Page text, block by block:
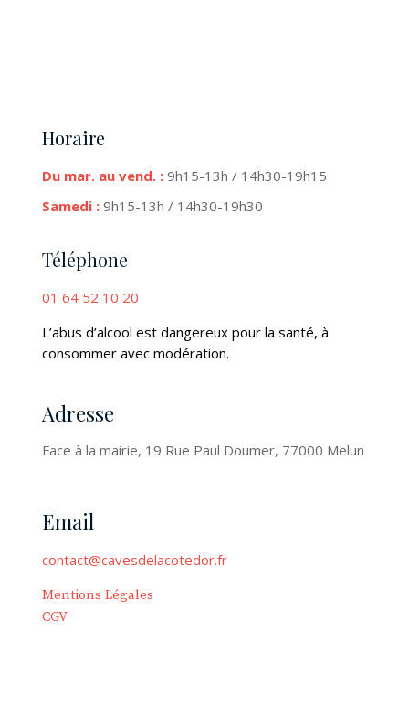
Horaire
Du mar. au vend. : 9h15-13h / 14h30-19h15
Samedi : 9h15-13h / 14h30-19h30
Téléphone
01 64 52 10 20
L’abus d’alcool est dangereux pour la santé, à
consommer avec modération.
Adresse
Face à la mairie, 19 Rue Paul Doumer, 77000 Melun
Email
contact@cavesdelacotedor.fr
Mentions Légales
CGV